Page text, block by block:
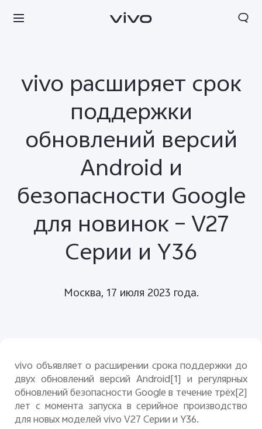
vivo расширяет срок
поддержки
обновлений версий
Android и
безопасности Google
для новинок – V27
Серии и Y36
Москва, 17 июля 2023 года.
vivo объявляет о расширении срока поддержки до
двух обновлений версий Android[1] и регулярных
обновлений безопасности Googleв течение трёх[2]
лет с момента запуска в серийное производство
для новых моделейvivoV27 Серии и Y36.